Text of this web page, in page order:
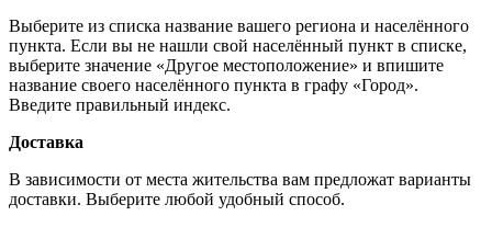
Выберите из списка название вашего региона и населённого
пункта. Если вы не нашли свой населённый пункт в списке,
выберите значение «Другое местоположение» и впишите
название своего населённого пункта в графу «Город».
Введите правильный индекс.
Доставка
В зависимости от места жительства вам предложат варианты
доставки. Выберите любой удобный способ.